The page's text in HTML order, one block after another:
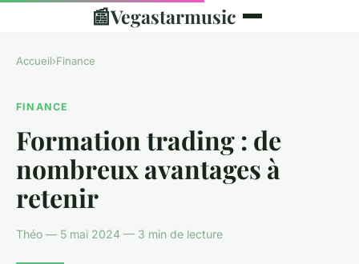
📰Vegastarmusic
Accueil›Finance
FINANCE
Formation trading : de
nombreux avantages à
retenir
Théo — 5 mai 2024 — 3 min de lecture